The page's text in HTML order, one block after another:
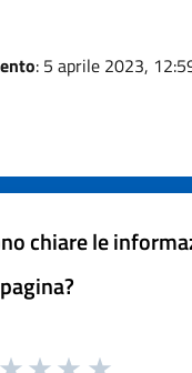
: 5 aprile 2023,
chiare le